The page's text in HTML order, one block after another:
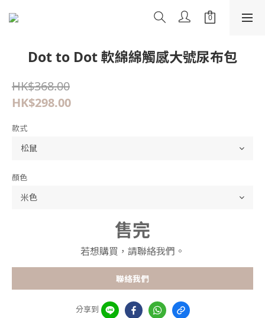
Dot to Dot 軟綿綿觸感大號尿布包
HK$368.00
HK$298.00
款式
顏色
售完
若想購買，請聯絡我們。
聯絡我們
分享到